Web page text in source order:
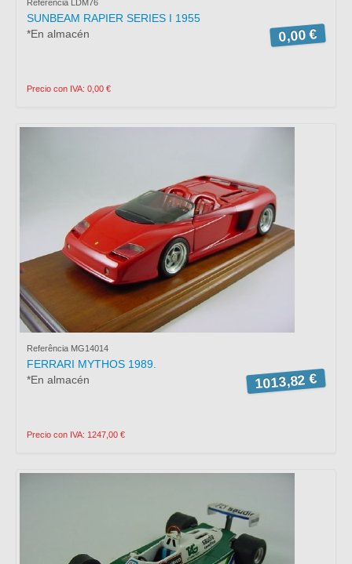
Referência LDM76
SUNBEAM RAPIER SERIES I 1955
*En almacén
0,00 €
Precio con IVA: 0,00 €
Referência MG14014
FERRARI MYTHOS 1989.
*En almacén
1013,82 €
Precio con IVA: 1247,00 €